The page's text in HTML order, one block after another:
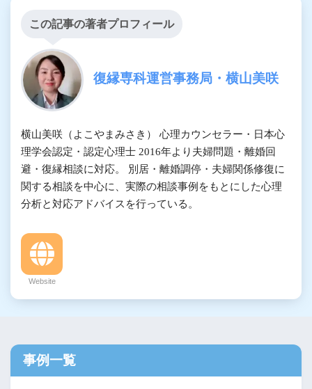
この記事の著者プロフィール
復縁専科運営事務局・横山美咲
横山美咲（よこやまみさき） 心理カウンセラー・日本心
理学会認定・認定心理士 2016年より夫婦問題・離婚回
避・復縁相談に対応。 別居・離婚調停・夫婦関係修復に
関する相談を中心に、実際の相談事例をもとにした心理
分析と対応アドバイスを行っている。
Website
事例一覧